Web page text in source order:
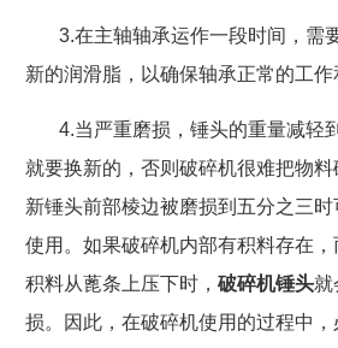
3.在主轴轴承运作一段时间，需
新的润滑脂，以确保轴承正常的工作
4.当严重磨损，锤头的重量减轻
就要换新的，否则破碎机很难把物
新锤头前部棱边被磨损到五分之三时
使用。如果破碎机内部有积料存在，
积料从蓖条上压下时， 破碎机锤头就
损。因此，在破碎机使用的过程中